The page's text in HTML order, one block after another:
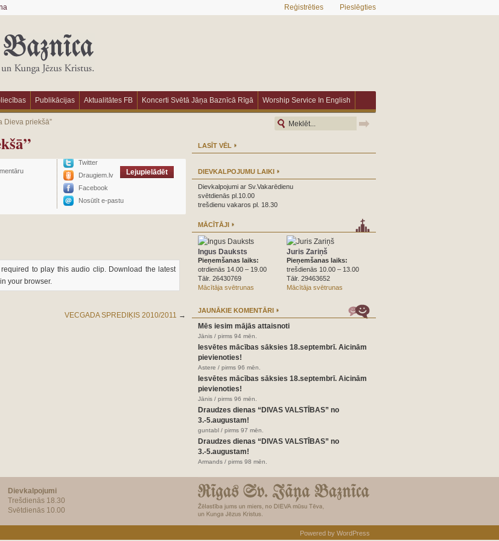
Reģistrēties Pieslēgties
Publikācijas Aktualitātes FB Koncerti Svētā Jāņa Baznīcā Rīgā Worship Service In English
Dieva priekšā”
Lejupielādēt
Twitter
Draugiem.lv
Facebook
Nosūtīt e-pastu
to play this audio clip. Download the latest
your browser.
VECGADA SPREDIĶIS 2010/2011 →
LASĪT VĒL
DIEVKALPOJUMU LAIKI
Dievkalpojumi ar Sv.Vakarēdienu
svētdienās pl.10.00
trešdienu vakaros pl. 18.30
MĀCĪTĀJI
Ingus Dauksts
Pieņemšanas laiks:
otrdienās 14.00 – 19.00
Tālr. 26430769
Mācītāja svētrunas
Juris Zariņš
Pieņemšanas laiks:
trešdienās 10.00 – 13.00
Tālr. 29463652
Mācītāja svētrunas
JAUNĀKIE KOMENTĀRI
Mēs iesim mājās attaisnoti
Jānis / pirms 94 mēn.
Iesvētes mācības sāksies 18.septembrī. Aicinām
pievienoties!
Astere / pirms 96 mēn.
Iesvētes mācības sāksies 18.septembrī. Aicinām
pievienoties!
Jānis / pirms 96 mēn.
Draudzes dienas “DIVAS VALSTĪBAS” no
3.-5.augustam!
guntabl / pirms 97 mēn.
Draudzes dienas “DIVAS VALSTĪBAS” no
3.-5.augustam!
Armands / pirms 98 mēn.
Dievkalpojumi
Trešdienās 18.30
Svētdienās 10.00
Powered by WordPress